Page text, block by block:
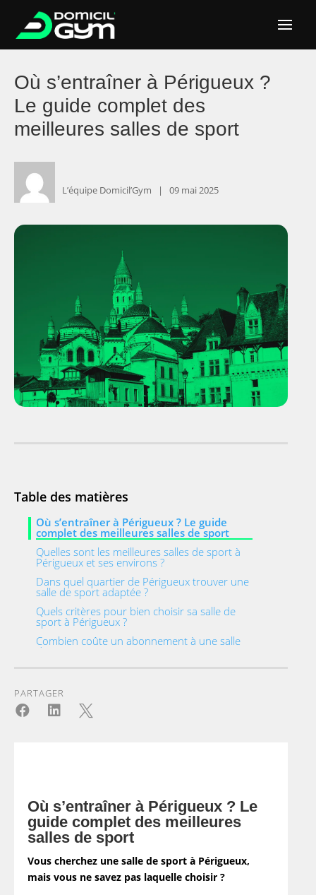
Où s’entraîner à Périgueux ?
Le guide complet des
meilleures salles de sport
L’équipe Domicil’Gym ‎ ‎ ‎| ‎ ‎ ‎ ‎09 mai 2025
Table des matières
Où s’entraîner à Périgueux ? Le guide
complet des meilleures salles de sport
Quelles sont les meilleures salles de sport à
Périgueux et ses environs ?
Dans quel quartier de Périgueux trouver une
salle de sport adaptée ?
Quels critères pour bien choisir sa salle de
sport à Périgueux ?
Combien coûte un abonnement à une salle
de sport à Périgueux ?
FAQ
Quel est l'abonnement le moins cher à la salle
Comment ne pas payer les frais d'inscription
salle de sport ?
Message de succès
PARTAGER
  
Où s’entraîner à Périgueux ? Le
guide complet des meilleures
salles de sport
Vous cherchez une salle de sport à Périgueux,
mais vous ne savez pas laquelle choisir ?